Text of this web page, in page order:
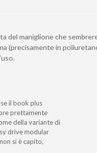
del maniglione che
(precisamente in
il book plus
prettamente
della variante di
drive modular
si è capito,